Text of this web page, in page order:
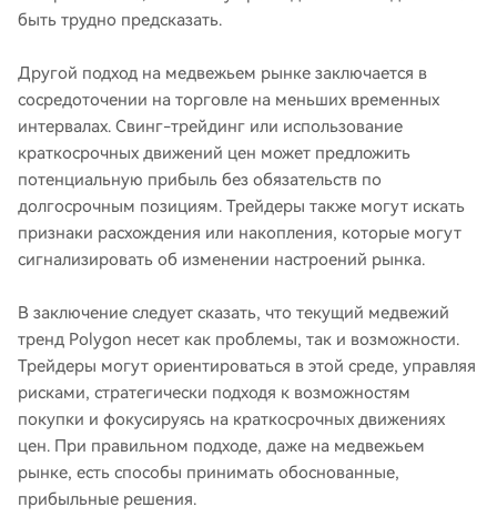
быть трудно предсказать.
Другой подход на медвежьем рынке заключается в
сосредоточении на торговле на меньших временных
интервалах. Свинг-трейдинг или использование
краткосрочных движений цен может предложить
потенциальную прибыль без обязательств по
долгосрочным позициям. Трейдеры также могут искать
признаки расхождения или накопления, которые могут
сигнализировать об изменении настроений рынка.
В заключение следует сказать, что текущий медвежий
тренд Polygon несет как проблемы, так и возможности.
Трейдеры могут ориентироваться в этой среде, управляя
рисками, стратегически подходя к возможностям
покупки и фокусируясь на краткосрочных движениях
цен. При правильном подходе, даже на медвежьем
рынке, есть способы принимать обоснованные,
прибыльные решения.